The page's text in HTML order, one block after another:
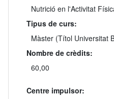
Nutrició en l'Activitat
Tipus de curs:
Màster (Títol Universitat
Nombre de crèdits:
60,00
Centre impulsor: